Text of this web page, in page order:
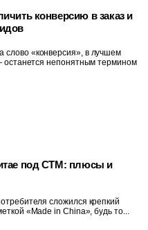
конверсию в заказ и
слово «конверсия», в лучшем
останется непонятным термином
под СТМ: плюсы и
сложился крепкий
«Made in China», будь то...